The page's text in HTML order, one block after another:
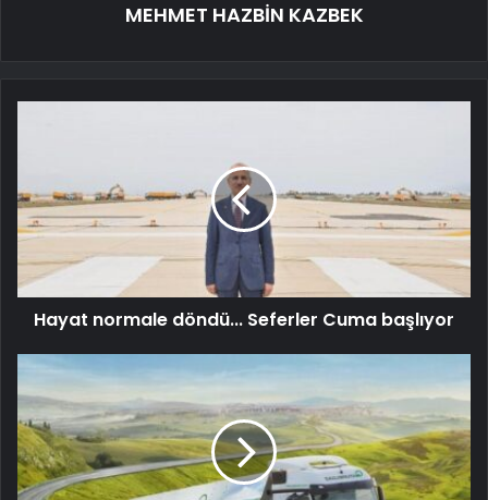
MEHMET HAZBİN KAZBEK
Hayat normale döndü... Seferler Cuma başlıyor